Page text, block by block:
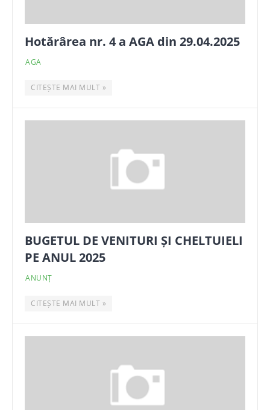
Hotărârea nr. 4 a AGA din 29.04.2025
AGA
CITEȘTE MAI MULT »
BUGETUL DE VENITURI ȘI CHELTUIELI
PE ANUL 2025
ANUNȚ
CITEȘTE MAI MULT »